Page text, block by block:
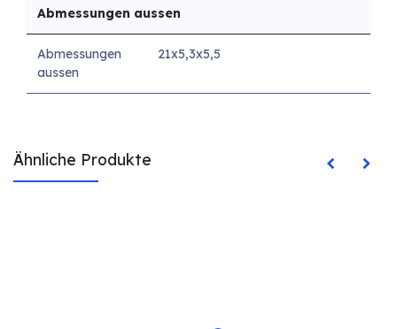
Abmessungen aussen
Abmessungen
aussen
21x5,3x5,5
Ähnliche Produkte